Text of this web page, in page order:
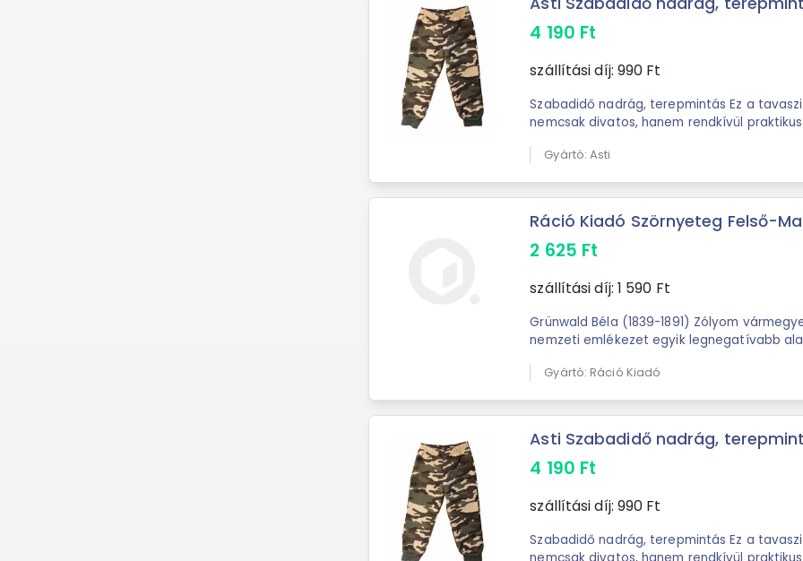
4 190 Ft
szállítási díj: 990 Ft
Szabadidő nadrág, terepmintás Ez a
nemcsak divatos, hanem rendkívül praktikus
Gyártó: Asti
Ráció Kiadó Szörnyeteg Felső-
2 625 Ft
szállítási díj: 1 590 Ft
Grünwald Béla (1839-1891) Zólyom
nemzeti emlékezet egyik legnegatívabb
Gyártó: Ráció Kiadó
Asti Szabadidő nadrág,
4 190 Ft
szállítási díj: 990 Ft
Szabadidő nadrág, terepmintás Ez a